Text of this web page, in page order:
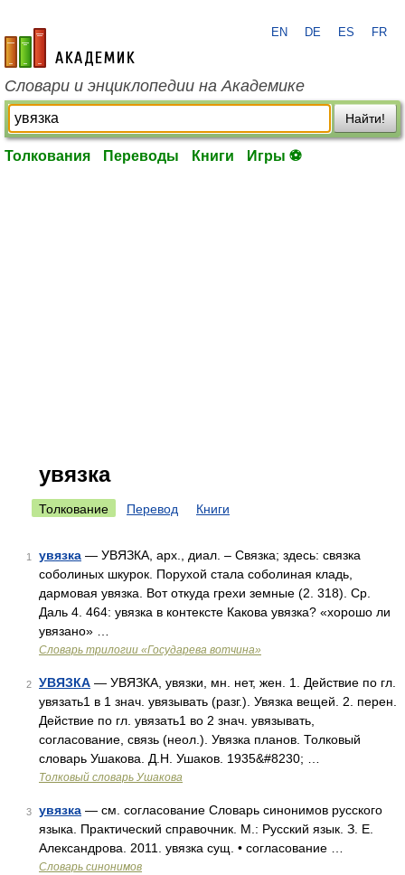
academic.ru
EN DE ES FR
Словари и энциклопедии на Академике
Найти!
Толкования Переводы Книги Игры ⚽
увязка
Толкование Перевод Книги
1 увязка — УВЯЗКА, арх., диал. – Связка; здесь: связка
соболиных шкурок. Порухой стала соболиная кладь,
дармовая увязка. Вот откуда грехи земные (2. 318). Ср.
Даль 4. 464: увязка в контексте Какова увязка? «хорошо ли
увязано» …
Словарь трилогии «Государева вотчина»
2 УВЯЗКА — УВЯЗКА, увязки, мн. нет, жен. 1. Действие по гл.
увязать1 в 1 знач. увязывать (разг.). Увязка вещей. 2. перен.
Действие по гл. увязать1 во 2 знач. увязывать,
согласование, связь (неол.). Увязка планов. Толковый
словарь Ушакова. Д.Н. Ушаков. 1935&#8230; …
Толковый словарь Ушакова
3 увязка — см. согласование Словарь синонимов русского
языка. Практический справочник. М.: Русский язык. З. Е.
Александрова. 2011. увязка сущ. • согласование …
Словарь синонимов